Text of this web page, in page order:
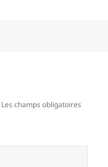
Les champs obligatoires